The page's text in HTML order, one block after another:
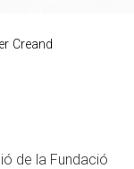
Creand
de la Fundació